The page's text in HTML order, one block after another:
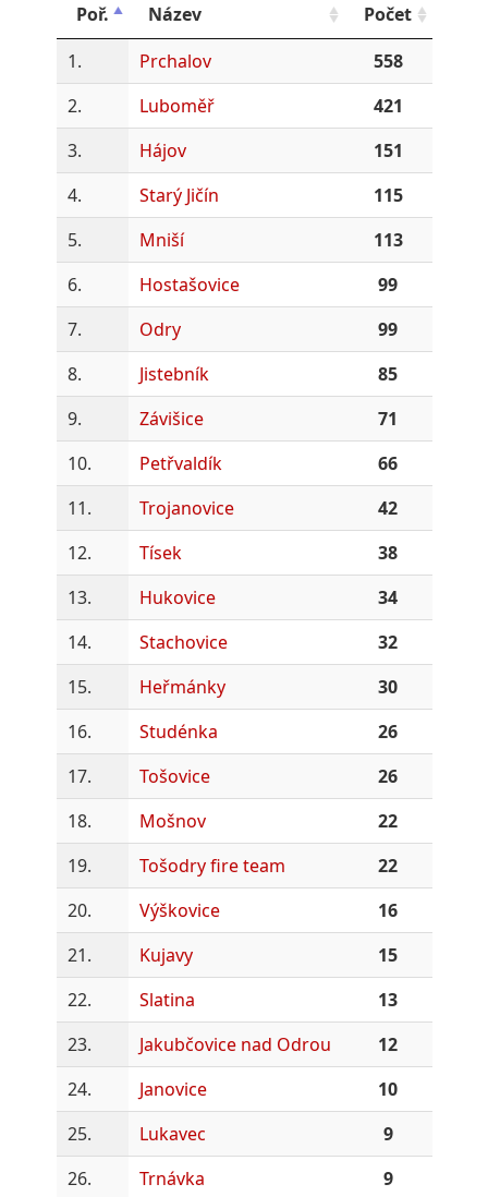
Poř.
Název
Počet
1.
Prchalov
558
2.
Luboměř
421
3.
Hájov
151
4.
Starý Jičín
115
5.
Mniší
113
6.
Hostašovice
99
7.
Odry
99
8.
Jistebník
85
9.
Závišice
71
10.
Petřvaldík
66
11.
Trojanovice
42
12.
Tísek
38
13.
Hukovice
34
14.
Stachovice
32
15.
Heřmánky
30
16.
Studénka
26
17.
Tošovice
26
18.
Mošnov
22
19.
Tošodry fire team
22
20.
Výškovice
16
21.
Kujavy
15
22.
Slatina
13
23.
Jakubčovice nad Odrou
12
24.
Janovice
10
25.
Lukavec
9
26.
Trnávka
9